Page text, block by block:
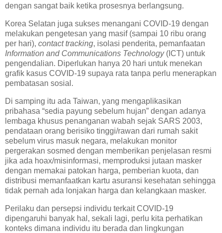
dengan sangat baik ketika prosesnya berlangsung.
Korea Selatan juga sukses menangani COVID-19 dengan
melakukan pengetesan yang masif (sampai 10 ribu orang
per hari), contact tracking, isolasi penderita, pemanfaatan
Information and Communications Technology(ICT) untuk
pengendalian. Diperlukan hanya 20 hari untuk menekan
grafik kasus COVID-19 supaya rata tanpa perlu menerapkan
pembatasan sosial.
Di samping itu ada Taiwan, yang mengaplikasikan
pribahasa “sedia payung sebelum hujan” dengan adanya
lembaga khusus penanganan wabah sejak SARS 2003,
pendataan orang berisiko tinggi/rawan dari rumah sakit
sebelum virus masuk negara, melakukan monitor
pergerakan sosmed dengan memberikan penjelasan resmi
jika ada hoax/misinformasi, memproduksi jutaan masker
dengan memakai patokan harga, pemberian kuota, dan
distribusi memanfaatkan kartu asuransi kesehatan sehingga
tidak pernah ada lonjakan harga dan kelangkaan masker.
Perilaku dan persepsi individu terkait COVID-19
dipengaruhi banyak hal, sekali lagi, perlu kita perhatikan
konteks dimana individu itu berada dan lingkungan